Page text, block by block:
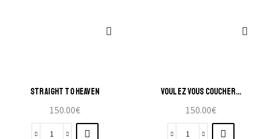
STRAIGHT TO HEAVEN
150.00€
VOULEZ VOUS COUCHER…
150.00€